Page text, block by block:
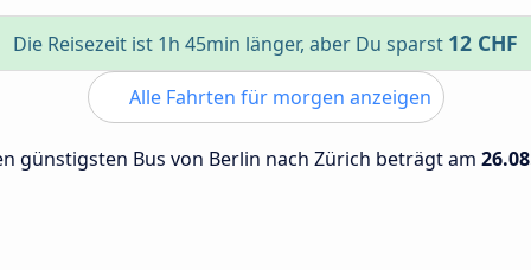
Die Reisezeit ist 1h 45min länger, aber Du sparst 12 CHF
Alle Fahrten für morgen anzeigen
günstigsten Bus von Berlin nach Zürich beträgt am